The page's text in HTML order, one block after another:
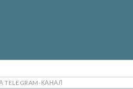
КАНАЛ